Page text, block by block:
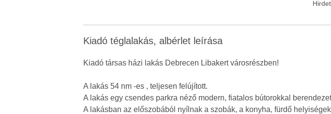
Kiadó téglalakás, albérlet leírása
Kiadó társas házi lakás Debrecen Libakert városrészben!
A lakás 54 nm -es , teljesen felújított.
A lakás egy csendes parkra néző modern, fiatalos bútorokkal
A lakásban az előszobából nyílnak a szobák, a konyha, fürdő